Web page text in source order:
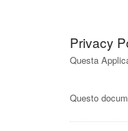
Privacy
Questa
Questo